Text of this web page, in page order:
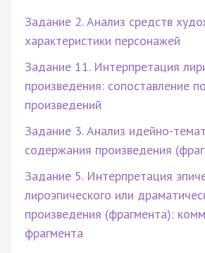
Задание 2. Анализ средств
характеристики персонажей
Задание 11. Интерпретация
произведения: сопоставление
произведений
Задание 3. Анализ идейно-
содержания произведения
Задание 5. Интерпретация
лироэпического или
произведения (фрагмента):
фрагмента